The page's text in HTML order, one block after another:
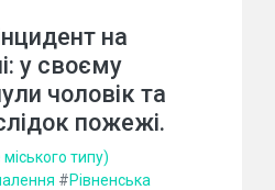
на
у своєму
чоловік та
пожежі.
типу)
#Рівненська